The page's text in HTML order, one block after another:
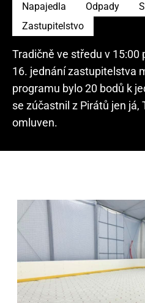
Napajedla Odpady
Zastupitelstvo
Tradičně ve středu v
16. jednání zastupitelstva
programu bylo 20 bodů k
se zúčastnil z Pirátů jen já,
omluven.